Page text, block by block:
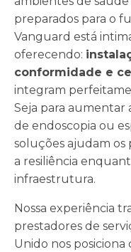
preparados para o
Vanguard está
oferecendo:
conformidade e
integram
Seja para aumentar
de endoscopia ou
soluções ajudam os
a resiliência
infraestrutura.
Nossa experiência
prestadores de
Unido nos